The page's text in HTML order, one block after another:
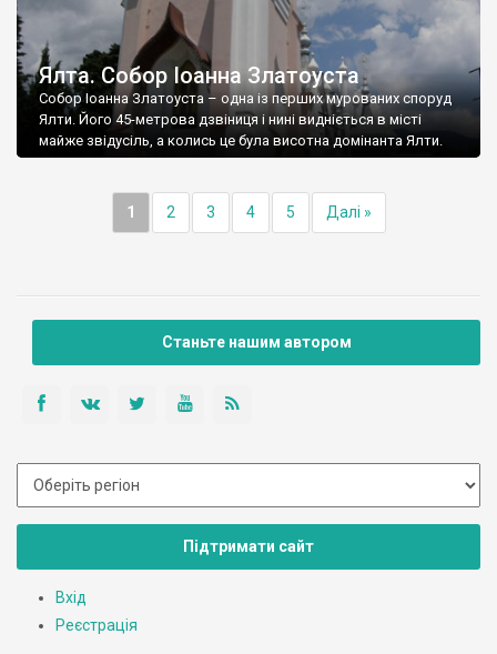
Ялта. Собор Іоанна Златоуста
Собор Іоанна Златоуста – одна із перших мурованих споруд
Ялти. Його 45-метрова дзвіниця і нині видніється в місті
майже звідусіль, а колись це була висотна домінанта Ялти.
1 2 3 4 5 Далі »
Станьте нашим автором
Підтримати сайт
Вхід
Реєстрація